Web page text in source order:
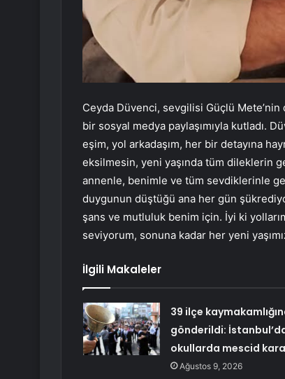
Ceyda Düvenci, sevgilisi Güçlü
bir sosyal medya paylaşımıyla kutladı.
eşim, yol arkadaşım, her bir detayına
eksilmesin, yeni yaşında tüm dileklerin
annenle, benimle ve tüm sevdiklerinle
duygunun düştüğü ana her gün
şans ve mutluluk benim için. İyi ki
seviyorum, sonuna kadar her yeni
İlgili Makaleler
39 ilçe
gönderildi:
okullarda mescid
Ağustos 9, 2026